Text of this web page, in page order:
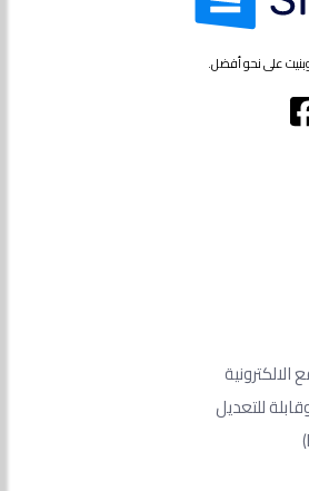
الالكترونية
للتعديل